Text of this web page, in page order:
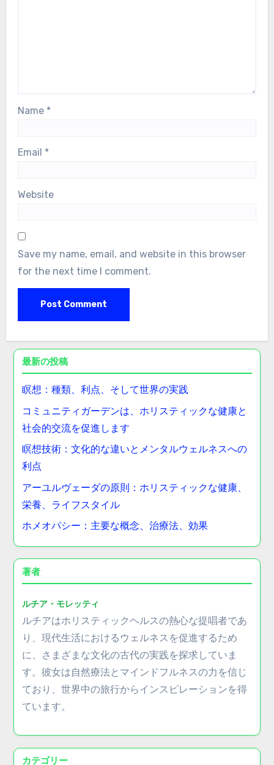
Name *
Email *
Website
Save my name, email, and website in this browser
for the next time I comment.
最新の投稿
瞑想：種類、利点、そして世界の実践
コミュニティガーデンは、ホリスティックな健康と
社会的交流を促進します
瞑想技術：文化的な違いとメンタルウェルネスへの
利点
アーユルヴェーダの原則：ホリスティックな健康、
栄養、ライフスタイル
ホメオパシー：主要な概念、治療法、効果
著者
ルチア・モレッティ
ルチアはホリスティックヘルスの熱心な提唱者であ
り、現代生活におけるウェルネスを促進するため
に、さまざまな文化の古代の実践を探求していま
す。彼女は自然療法とマインドフルネスの力を信じ
ており、世界中の旅行からインスピレーションを得
ています。
カテゴリー